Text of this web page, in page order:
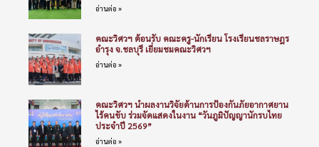
อ่านต่อ »
คณะวิศวฯ ต้อนรับ คณะครู-นักเรียน โรงเรียนชลราษฎร
อำรุง จ.ชลบุรี เยี่ยมชมคณะวิศวฯ
อ่านต่อ »
คณะวิศวฯ นำผลงานวิจัยด้านการป้องกันภัยอากาศยาน
ไร้คนขับ ร่วมจัดแสดงในงาน “วันภูมิปัญญานักรบไทย
ประจำปี 2569”
อ่านต่อ »